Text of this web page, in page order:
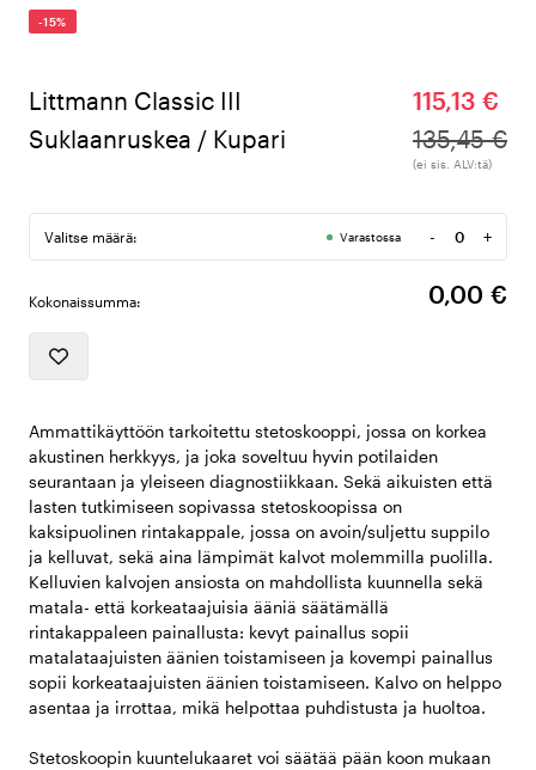
-15%
Littmann Classic III
Suklaanruskea / Kupari
115,13 €
135,45 €
(ei sis. ALV:tä)
Valitse määrä: Varastossa -
Määrä
+
Kokonaissumma: 0,00 €
Ammattikäyttöön tarkoitettu stetoskooppi, jossa on korkea
akustinen herkkyys, ja joka soveltuu hyvin potilaiden
seurantaan ja yleiseen diagnostiikkaan. Sekä aikuisten että
lasten tutkimiseen sopivassa stetoskoopissa on
kaksipuolinen rintakappale, jossa on avoin/suljettu suppilo
ja kelluvat, sekä aina lämpimät kalvot molemmilla puolilla.
Kelluvien kalvojen ansiosta on mahdollista kuunnella sekä
matala- että korkeataajuisia ääniä säätämällä
rintakappaleen painallusta: kevyt painallus sopii
matalataajuisten äänien toistamiseen ja kovempi painallus
sopii korkeataajuisten äänien toistamiseen. Kalvo on helppo
asentaa ja irrottaa, mikä helpottaa puhdistusta ja huoltoa.
Stetoskoopin kuuntelukaaret voi säätää pään koon mukaan